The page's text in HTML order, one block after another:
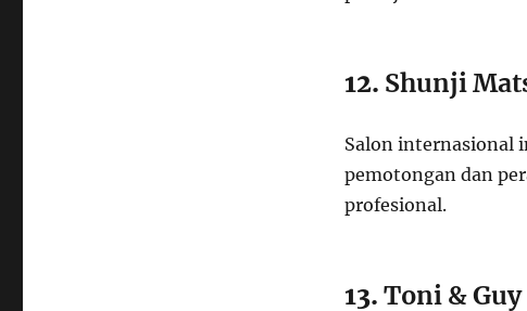
12. Shunji
Salon internasional
pemotongan dan
profesional.
13. Toni & Guy